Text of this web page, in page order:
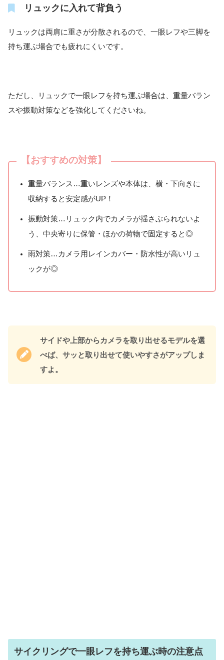
リュックに入れて背負う
リュックは両肩に重さが分散されるので、一眼レフや三脚を
持ち運ぶ場合でも疲れにくいです。
ただし、リュックで一眼レフを持ち運ぶ場合は、重量バラン
スや振動対策などを強化してくださいね。
【おすすめの対策】
重量バランス…重いレンズや本体は、横・下向きに
収納すると安定感がUP！
振動対策…リュック内でカメラが揺さぶられないよ
う、中央寄りに保管・ほかの荷物で固定すると◎
雨対策…カメラ用レインカバー・防水性が高いリュ
ックが◎
サイドや上部からカメラを取り出せるモデルを選
べば、サッと取り出せて使いやすさがアップしま
すよ。
サイクリングで一眼レフを持ち運ぶ時の注意点